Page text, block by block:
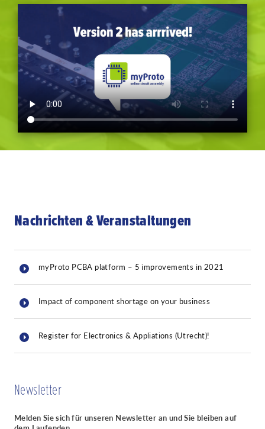
Nachrichten & Veranstaltungen
myProto PCBA platform – 5 improvements in 2021
Impact of component shortage on your business
Register for Electronics & Appliations (Utrecht)!
Newsletter
Melden Sie sich für unseren Newsletter an und Sie bleiben auf